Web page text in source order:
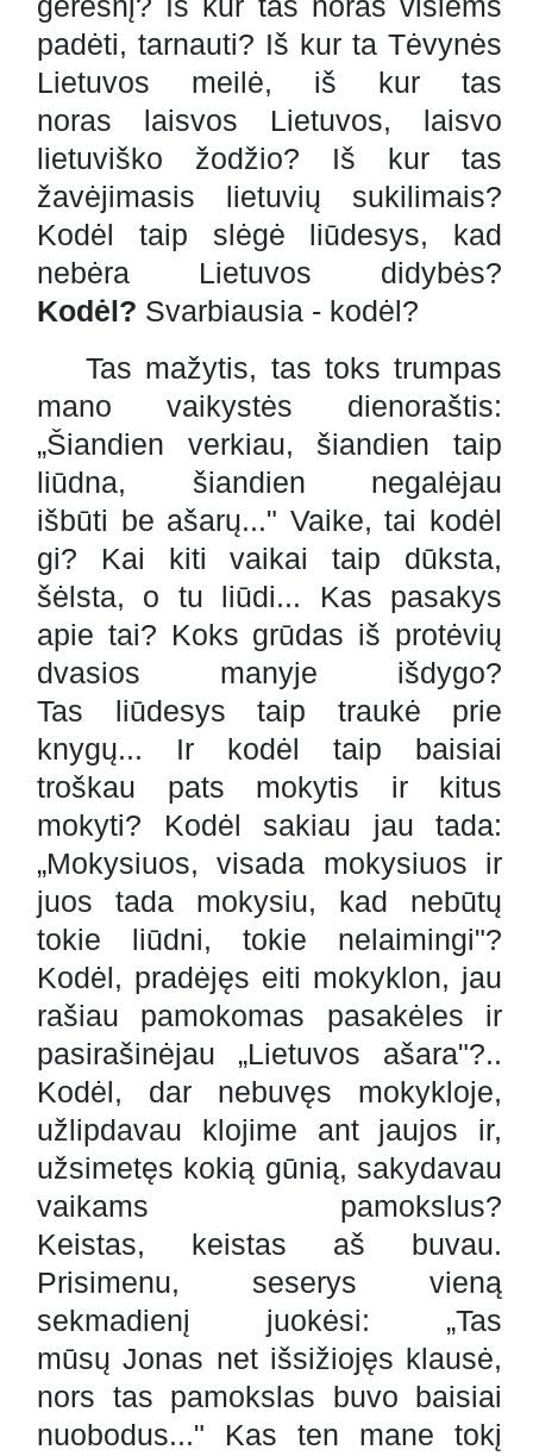
geresnį? Iš kur tas noras visiems
padėti, tarnauti? Iš kur ta Tėvynės
Lietuvos meilė, iš kur tas
noras laisvos Lietuvos, laisvo
lietuviško žodžio? Iš kur tas
žavėjimasis lietuvių sukilimais?
Kodėl taip slėgė liūdesys, kad
nebėra Lietuvos didybės?
Kodėl? Svarbiausia - kodėl?
Tas mažytis, tas toks trumpas
mano vaikystės dienoraštis:
„Šiandien verkiau, šiandien taip
liūdna, šiandien negalėjau
išbūti be ašarų..." Vaike, tai kodėl
gi? Kai kiti vaikai taip dūksta,
šėlsta, o tu liūdi... Kas pasakys
apie tai? Koks grūdas iš protėvių
dvasios manyje išdygo?
Tas liūdesys taip traukė prie
knygų... Ir kodėl taip baisiai
troškau pats mokytis ir kitus
mokyti? Kodėl sakiau jau tada:
„Mokysiuos, visada mokysiuos ir
juos tada mokysiu, kad nebūtų
tokie liūdni, tokie nelaimingi"?
Kodėl, pradėjęs eiti mokyklon, jau
rašiau pamokomas pasakėles ir
pasirašinėjau „Lietuvos ašara"?..
Kodėl, dar nebuvęs mokykloje,
užlipdavau klojime ant jaujos ir,
užsimetęs kokią gūnią, sakydavau
vaikams pamokslus?
Keistas, keistas aš buvau.
Prisimenu, seserys vieną
sekmadienį juokėsi: „Tas
mūsų Jonas net išsižiojęs klausė,
nors tas pamokslas buvo baisiai
nuobodus..." Kas ten mane tokį